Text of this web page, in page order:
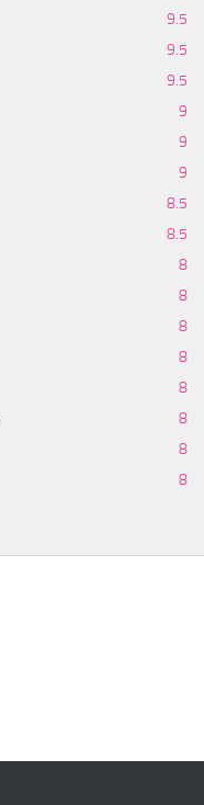
9.5
9.5
9.5
9
9
9
8.5
8.5
8
8
8
8
8
8
8
8